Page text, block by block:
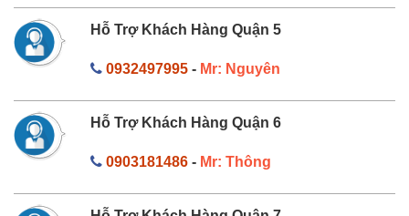
Hỗ Trợ Khách Hàng Quận 5
0932497995- Mr: Nguyên
Hỗ Trợ Khách Hàng Quận 6
0903181486- Mr: Thông